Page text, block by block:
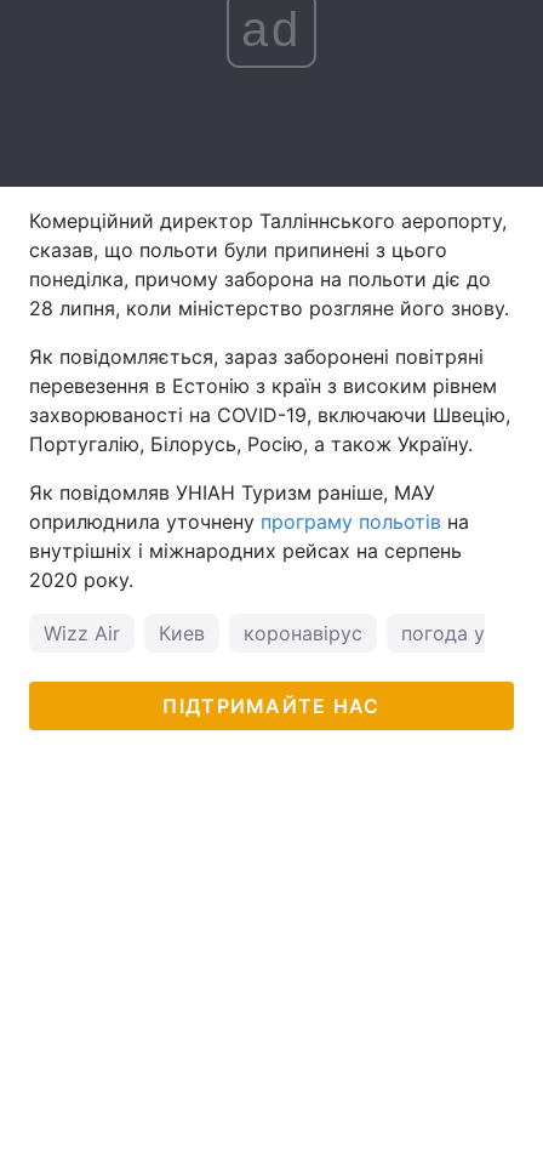
Думки
Тема оформлення
ad
Комерційний директор Талліннського аеропорту,
сказав, що польоти були припинені з цього
понеділка, причому заборона на польоти діє до
28 липня, коли міністерство розгляне його знову.
Як повідомляється, зараз заборонені повітряні
перевезення в Естонію з країн з високим рівнем
захворюваності на COVID-19, включаючи Швецію,
Португалію, Білорусь, Росію, а також Україну.
Як повідомляв УНІАН Туризм раніше, МАУ
оприлюднила уточнену програму польотів на
внутрішніх і міжнародних рейсах на серпень
2020 року.
Wizz Air Киев коронавірус погода у Києві
ПІДТРИМАЙТЕ НАС